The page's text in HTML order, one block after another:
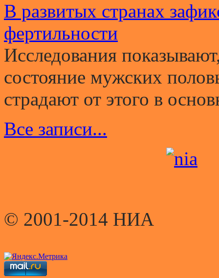
В развитых странах
фертильности
Исследования
состояние мужских
страдают от этого в
Все записи...
© 2001-2014 НИА